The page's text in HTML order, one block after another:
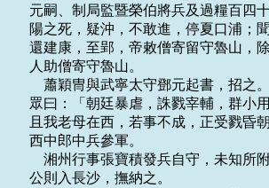
元嗣、制局監暨榮伯將兵及過糧百四
陽之死，疑沖，不敢進，停夏口浦；
還建康，至郢，帝敕僧寄留守魯山，
人助僧寄守魯山。
蕭穎冑與武寧太守鄧元起書，招
眾曰：「朝廷暴虐，誅戮宰輔，群小
且我老母在西，若事不成，正受戮昏
西中郎中兵參軍。
湘州行事張寶積發兵自守，未知
公則入長沙，撫納之。